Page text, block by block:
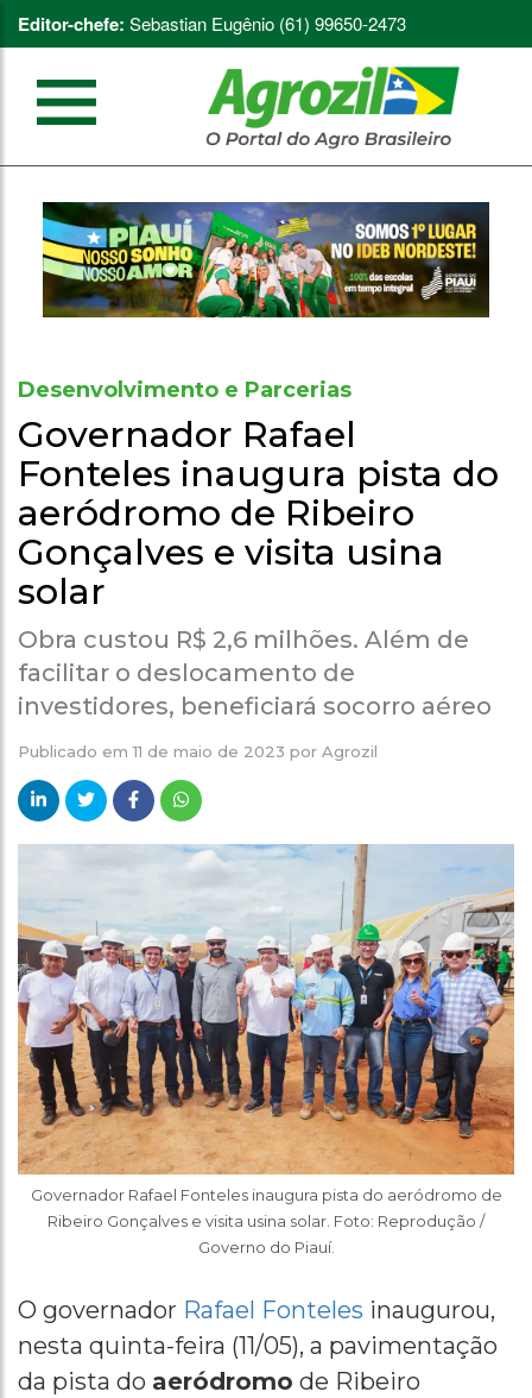
Editor-chefe: Sebastian Eugênio (61) 99650-2473
Desenvolvimento e Parcerias
Governador Rafael
Fonteles inaugura pista do
aeródromo de Ribeiro
Gonçalves e visita usina
solar
Obra custou R$ 2,6 milhões. Além de
facilitar o deslocamento de
investidores, beneficiará socorro aéreo
Publicado em11 de maio de 2023 por Agrozil
Governador Rafael Fonteles inaugura pista do aeródromo de
Ribeiro Gonçalves e visita usina solar. Foto: Reprodução /
Governo do Piauí.
O governador Rafael Fonteles inaugurou,
nesta quinta-feira (11/05), a pavimentação
da pista do aeródromo de Ribeiro